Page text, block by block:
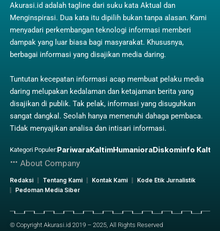
Akurasi.id adalah tagline dari suku kata Aktual dan
Menginspirasi. Dua kata itu dipilih bukan tanpa alasan. Kami
menyadari perkembangan teknologi informasi memberi
dampak yang luar biasa bagi masyarakat. Khususnya,
berbagai informasi yang disajikan media daring.
Tuntutan kecepatan informasi acap membuat pelaku media
daring melupakan kedalaman dan ketajaman berita yang
disajikan di publik. Tak pelak, informasi yang disuguhkan
sangat dangkal. Seolah hanya memenuhi dahaga pembaca.
Tidak menyajikan analisa dan intisari informasi.
Kategori Populer:PariwaraKaltimHumanioraDiskominfo Kaltim
About Company
Redaksi Tentang Kami Kontak Kami
Kode Etik Jurnalistik
Pedoman Media Siber
© Copyright Akurasi.id 2019 – 2025, All Rights Reserved